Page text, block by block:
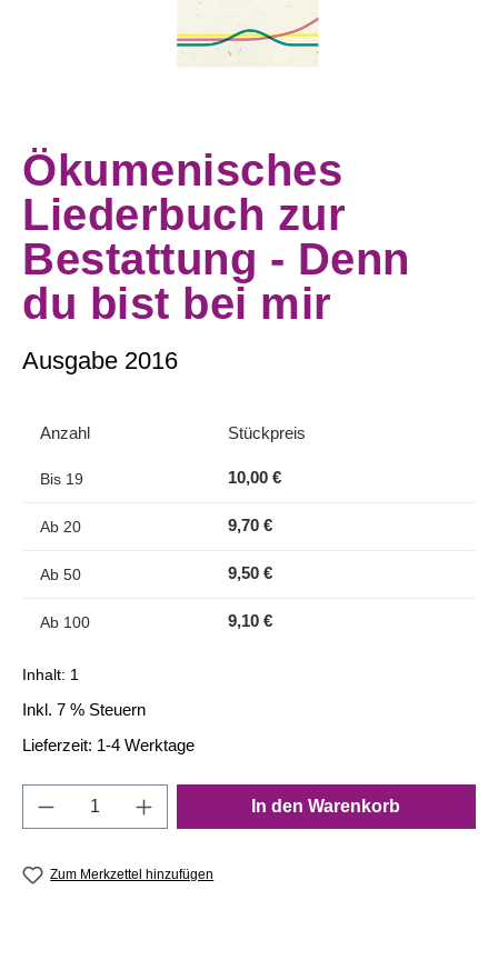
Ökumenisches
Liederbuch zur
Bestattung - Denn
du bist bei mir
Ausgabe 2016
Anzahl Stückpreis
Bis 19 10,00 €
Ab 20 9,70 €
Ab 50 9,50 €
Ab 100 9,10 €
Inhalt: 1
Inkl. 7 % Steuern
Lieferzeit: 1-4 Werktage
Produkt Anzahl: Gib den gewünschten
In den Warenkorb
Zum Merkzettel hinzufügen